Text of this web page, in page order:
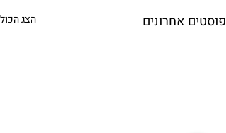
פוסטים אחרונים הצג הכול